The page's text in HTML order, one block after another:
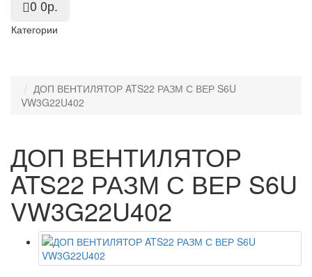
0 0р.
Категории
ДОП ВЕНТИЛЯТОР ATS22 РАЗМ С ВЕР S6U
VW3G22U402
ДОП ВЕНТИЛЯТОР
ATS22 РАЗМ С ВЕР S6U
VW3G22U402